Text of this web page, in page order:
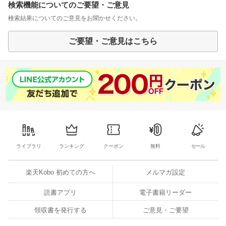
検索機能についてのご要望・ご意見
検索結果についてのご意見をお聞かせください。
ご要望・ご意見はこちら
ライブラリ ランキング クーポン 無料 セール
楽天Kobo 初めての方へ メルマガ設定
読書アプリ 電子書籍リーダー
領収書を発行する ご意見・ご要望